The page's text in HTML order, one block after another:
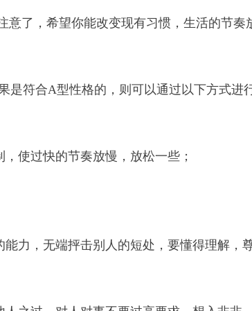
了，希望你能改变现有习惯，生活的节奏
符合A型性格的，则可以通过以下方式进
使过快的节奏放慢，放松一些；
力，无端抨击别人的短处，要懂得理解，